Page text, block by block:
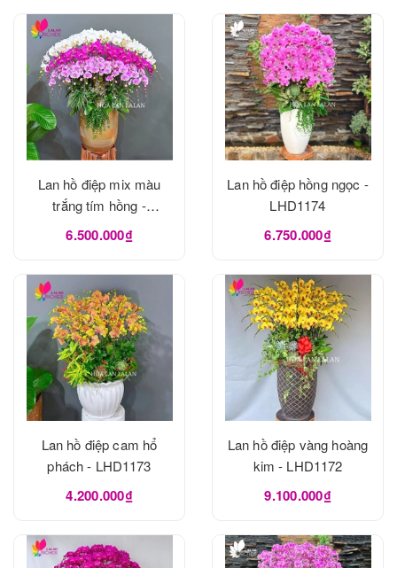
Lan hồ điệp mix màu
trắng tím hồng -
LHD1175
6.500.000₫
Lan hồ điệp hồng ngọc -
LHD1174
6.750.000₫
Lan hồ điệp cam hổ
phách - LHD1173
4.200.000₫
Lan hồ điệp vàng hoàng
kim - LHD1172
9.100.000₫